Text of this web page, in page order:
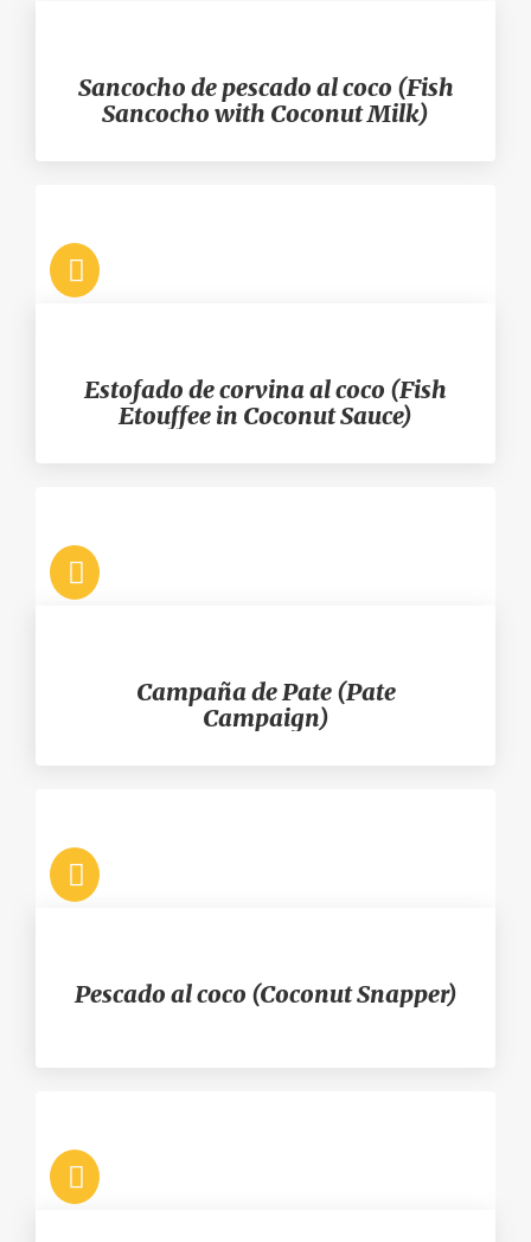
Sancocho de pescado al coco (Fish
Sancocho with Coconut Milk)
Estofado de corvina al coco (Fish
Etouffee in Coconut Sauce)
Campaña de Pate (Pate
Campaign)
Pescado al coco (Coconut Snapper)